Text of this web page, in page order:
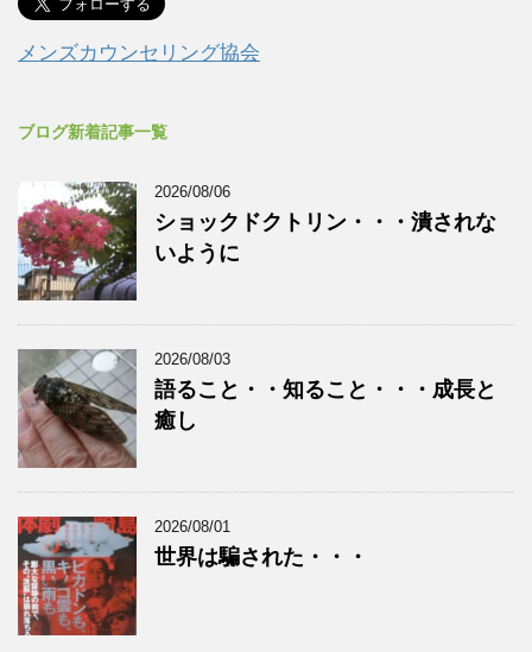
メンズカウンセリング協会
ブログ新着記事一覧
2026/08/06
ショックドクトリン・・・潰されな
いように
2026/08/03
語ること・・知ること・・・成長と
癒し
2026/08/01
世界は騙された・・・